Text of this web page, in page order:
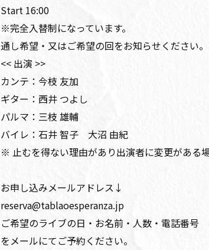
Start 16:00
※完全入替制になっています。
通し希望・又はご希望の回をお知らせください
<< 出演 >>
カンテ：今枝 友加
ギター：西井 つよし
パルマ：三枝 雄輔
バイレ：石井 智子 大沼 由紀
※ 止むを得ない理由があり出演者に変更がある場
お申し込みメールアドレス↓
reserva@tablaoesperanza.jp
ご希望のライブの日・お名前・人数・電話番号
をメールにてご予約ください。